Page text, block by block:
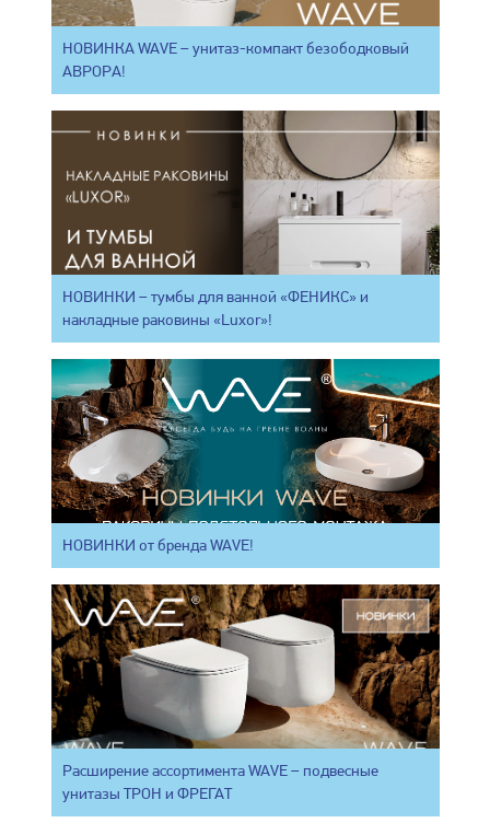
НОВИНКА WAVE – унитаз-компакт безободковый
АВРОРА!
НОВИНКИ – тумбы для ванной «ФЕНИКС» и
накладные раковины «Luxor»!
НОВИНКИ от бренда WAVE!
Расширение ассортимента WAVE – подвесные
унитазы ТРОН и ФРЕГАТ